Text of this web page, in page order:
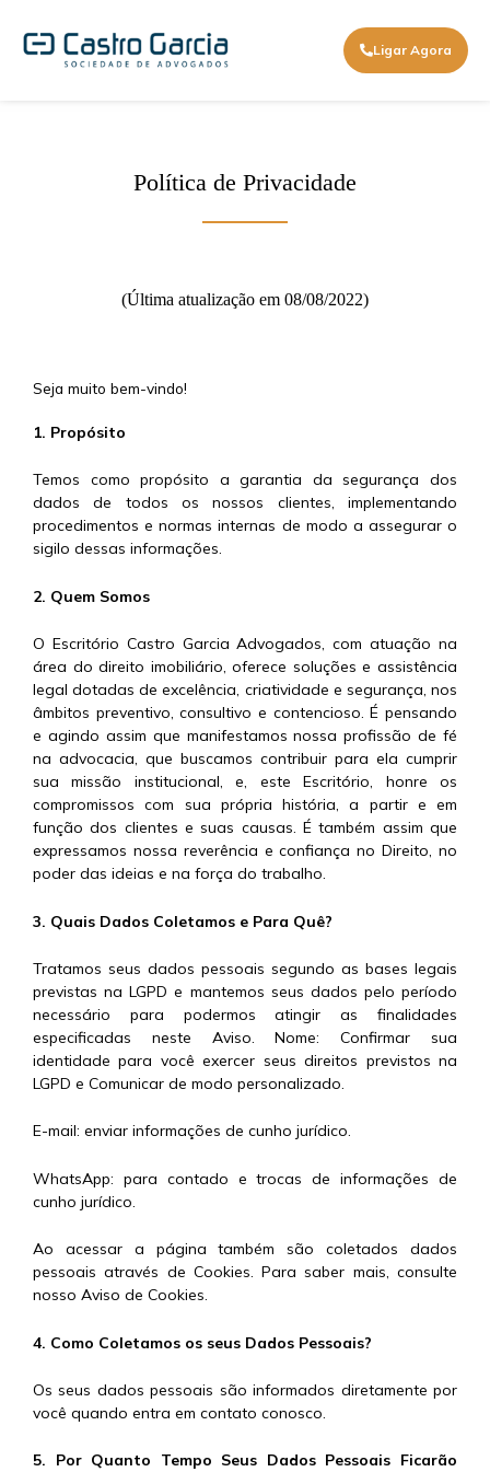
Ligar Agora
Política de Privacidade
(Última atualização em 08/08/2022)
Seja muito bem-vindo!
1. Propósito
Temos como propósito a garantia da segurança dos
dados de todos os nossos clientes, implementando
procedimentos e normas internas de modo a assegurar o
sigilo dessas informações.
2. Quem Somos
O Escritório Castro Garcia Advogados, com atuação na
área do direito imobiliário, oferece soluções e assistência
legal dotadas de excelência, criatividade e segurança, nos
âmbitos preventivo, consultivo e contencioso. É pensando
e agindo assim que manifestamos nossa profissão de fé
na advocacia, que buscamos contribuir para ela cumprir
sua missão institucional, e, este Escritório, honre os
compromissos com sua própria história, a partir e em
função dos clientes e suas causas. É também assim que
expressamos nossa reverência e confiança no Direito, no
poder das ideias e na força do trabalho.
3. Quais Dados Coletamos e Para Quê?
Tratamos seus dados pessoais segundo as bases legais
previstas na LGPD e mantemos seus dados pelo período
necessário para podermos atingir as finalidades
especificadas neste Aviso. Nome: Confirmar sua
identidade para você exercer seus direitos previstos na
LGPD e Comunicar de modo personalizado.
E-mail: enviar informações de cunho jurídico.
WhatsApp: para contado e trocas de informações de
cunho jurídico.
Ao acessar a página também são coletados dados
pessoais através de Cookies. Para saber mais, consulte
nosso Aviso de Cookies.
4. Como Coletamos os seus Dados Pessoais?
Os seus dados pessoais são informados diretamente por
você quando entra em contato conosco.
5. Por Quanto Tempo Seus Dados Pessoais Ficarão